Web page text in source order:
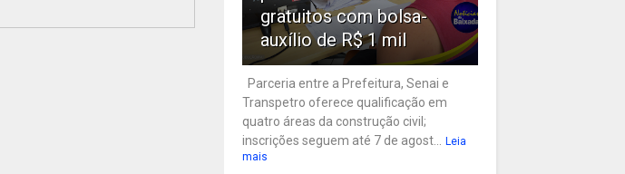
gratuitos com bolsa-
auxílio de R$ 1 mil
Parceria entre a Prefeitura, Senai e
Transpetro oferece qualificação em
quatro áreas da construção civil;
inscrições seguem até 7 de agost... Leia
mais